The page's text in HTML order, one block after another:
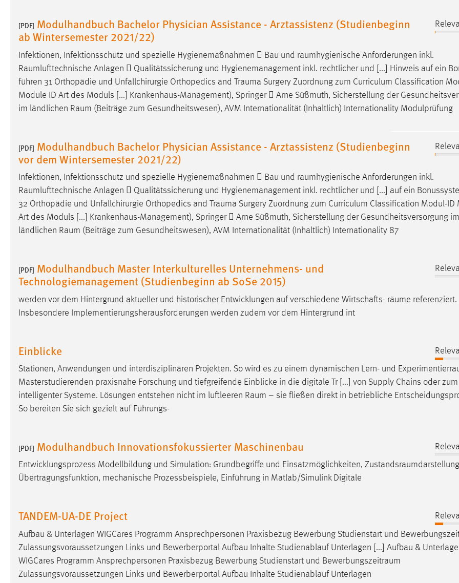
[PDF] Modulhandbuch Bachelor Physician Assistance - Arztassistenz (Studienbeginn
ab Wintersemester 2021/22)
Infektionen, Infektionsschutz und spezielle Hygienemaßnahmen  Bau und raumhygienische Anforderungen inkl.
Raumlufttechnische Anlagen  Qualitätssicherung und Hygienemanagement inkl. rechtlicher und [...] Hinweis auf ein
führen 31 Orthopädie und Unfallchirurgie Orthopedics and Trauma Surgery Zuordnung zum Curriculum Classification
Module ID Art des Moduls [...] Krankenhaus-Management), Springer  Arne Süßmuth, Sicherstellung der
im ländlichen Raum (Beiträge zum Gesundheitswesen), AVM Internationalität (Inhaltlich) Internationality Modulprüfung
[PDF] Modulhandbuch Bachelor Physician Assistance - Arztassistenz (Studienbeginn
vor dem Wintersemester 2021/22)
Infektionen, Infektionsschutz und spezielle Hygienemaßnahmen  Bau und raumhygienische Anforderungen inkl.
Raumlufttechnische Anlagen  Qualitätssicherung und Hygienemanagement inkl. rechtlicher und [...] auf ein
32 Orthopädie und Unfallchirurgie Orthopedics and Trauma Surgery Zuordnung zum Curriculum Classification Modul-ID
Art des Moduls [...] Krankenhaus-Management), Springer  Arne Süßmuth, Sicherstellung der Gesundheitsversorgung im
ländlichen Raum (Beiträge zum Gesundheitswesen), AVM Internationalität (Inhaltlich) Internationality 87
[PDF] Modulhandbuch Master Interkulturelles Unternehmens- und
Technologiemanagement (Studienbeginn ab SoSe 2015)
werden vor dem Hintergrund aktueller und historischer Entwicklungen auf verschiedene Wirtschafts- räume referenziert.
Insbesondere Implementierungsherausforderungen werden zudem vor dem Hintergrund int
Einblicke
Stationen, Anwendungen und interdisziplinären Projekten. So wird es zu einem dynamischen Lern- und
Masterstudierenden praxisnahe Forschung und tiefgreifende Einblicke in die digitale Tr [...] von Supply Chains oder zum
intelligenter Systeme. Lösungen entstehen nicht im luftleeren Raum – sie fließen direkt in betriebliche
So bereiten Sie sich gezielt auf Führungs-
[PDF] Modulhandbuch Innovationsfokussierter Maschinenbau
Entwicklungsprozess Modellbildung und Simulation: Grundbegriffe und Einsatzmöglichkeiten, Zustandsraumdarstellung
Übertragungsfunktion, mechanische Prozessbeispiele, Einführung in Matlab/Simulink Digitale
TANDEM-UA-DE Project
Aufbau & Unterlagen WIGCares Programm Ansprechpersonen Praxisbezug Bewerbung Studienstart und
Zulassungsvoraussetzungen Links und Bewerberportal Aufbau Inhalte Studienablauf Unterlagen [...] Aufbau &
WIGCares Programm Ansprechpersonen Praxisbezug Bewerbung Studienstart und Bewerbungszeitraum
Zulassungsvoraussetzungen Links und Bewerberportal Aufbau Inhalte Studienablauf Unterlagen
Sprache der Website.
Chat
Name:
MibewSessionID, MIBEW_UserID,
mibew_locale, mibew-chat-frame-style-
nutzen zu können.
style-5e9dbeb1811c0446 =
Sitzungslaufzeit, mibew_locale = 3
Jahre, MIBEW_UserID = 1 Jahr
Login
Zweck:
Dieser Cookie ist notwendig um sich an
der Website einloggen zu können.
Cookie Laufzeit: 24 Stunden
STATISTIK
Diese Informationen helfen uns zu verstehen, wie
unsere Besucher unsere Website nutzen.
Matomo
Zweck: Zugriffsstatistik
Cookie Laufzeit: Max. 13 Monate
MARKETING
verwendet, um personalisierte Werbung anzuzeigen.
Sie tun dies, indem sie Besucher über Websites
hinweg verfolgen.